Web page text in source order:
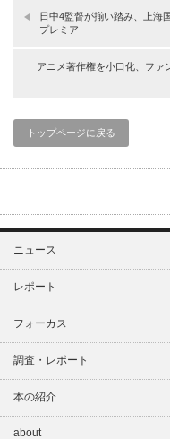
日中4監督が揃い踏み、上海
プレミア
アニメ著作権を小口化、ファ
トップページに戻る
ニュース
レポート
フォーカス
調査・レポート
本の紹介
about